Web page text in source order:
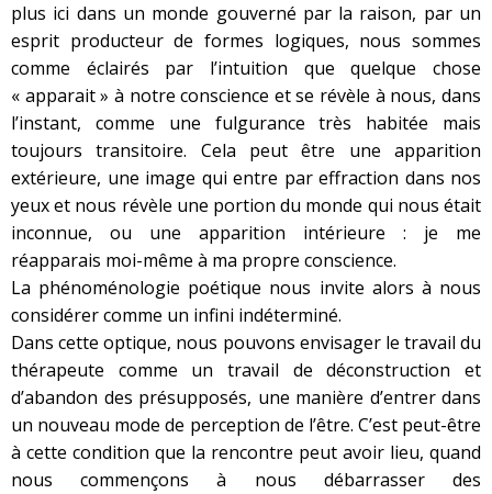
plus ici dans un monde gouverné par la raison, par un
esprit producteur de formes logiques, nous sommes
comme éclairés par l’intuition que quelque chose
« apparait » à notre conscience et se révèle à nous, dans
l’instant, comme une fulgurance très habitée mais
toujours transitoire. Cela peut être une apparition
extérieure, une image qui entre par effraction dans nos
yeux et nous révèle une portion du monde qui nous était
inconnue, ou une apparition intérieure : je me
réapparais moi-même à ma propre conscience.
La phénoménologie poétique nous invite alors à nous
considérer comme un infini indéterminé.
Dans cette optique, nous pouvons envisager le travail du
thérapeute comme un travail de déconstruction et
d’abandon des présupposés, une manière d’entrer dans
un nouveau mode de perception de l’être. C’est peut-être
à cette condition que la rencontre peut avoir lieu, quand
nous commençons à nous débarrasser des